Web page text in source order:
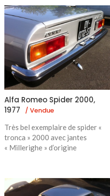
Alfa Romeo Spider 2000,
1977
/ Vendue
Très bel exemplaire de spider «
tronca » 2000 avec jantes
« Millerighe » d’origine